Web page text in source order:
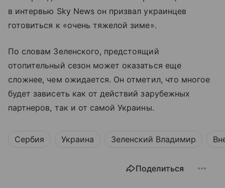
в интервью Sky News он призвал украинцев
готовиться к «очень тяжелой зиме».
По словам Зеленского, предстоящий
отопительный сезон может оказаться еще
сложнее, чем ожидается. Он отметил, что многое
будет зависеть как от действий зарубежных
партнеров, так и от самой Украины.
Сербия Украина Зеленский Владимир
Поделиться